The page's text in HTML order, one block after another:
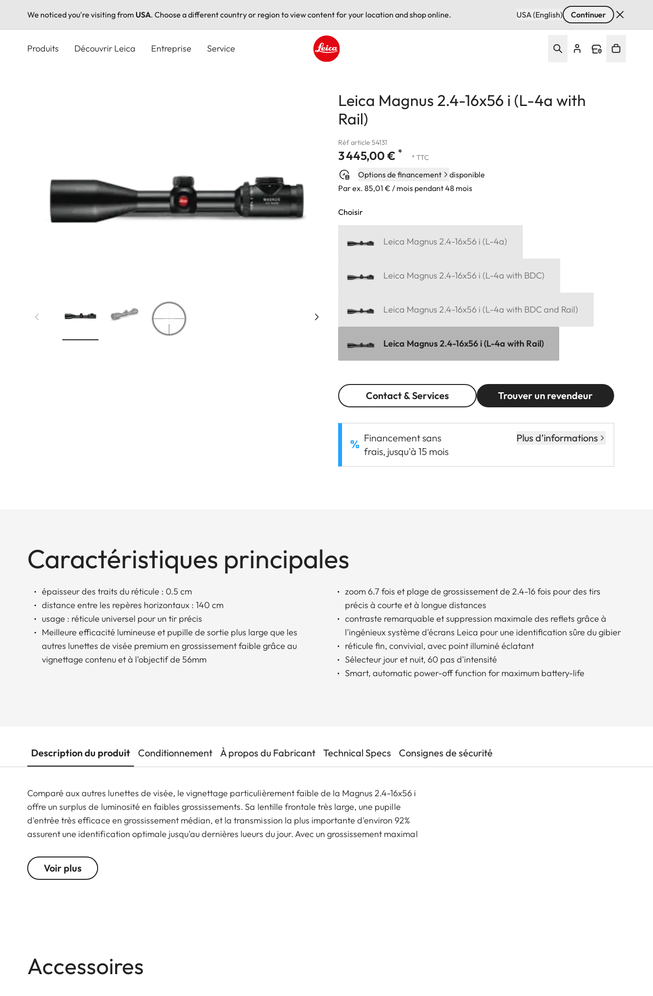
We noticed you're visiting from USA. Choose a different country or region to view content for your location and shop online. USA (English) Continuer
Produits Découvrir Leica Entreprise Service
Leica Magnus 2.4-16x56 i (L-4a with
Rail)
Réf article 54131
3 445,00 € * * TTC
Options de financement
disponible
Par ex. 85,01 € / mois pendant 48 mois
Choisir
Leica Magnus 2.4-16x56 i (L-4a)
Leica Magnus 2.4-16x56 i (L-4a with BDC)
Leica Magnus 2.4-16x56 i (L-4a with BDC and Rail)
Leica Magnus 2.4-16x56 i (L-4a with Rail)
Contact & Services Trouver un revendeur
Financement sans
frais, jusqu'à 15 mois
Plus d’informations
Caractéristiques principales
épaisseur des traits du réticule : 0.5 cm
distance entre les repères horizontaux : 140 cm
usage : réticule universel pour un tir précis
Meilleure efficacité lumineuse et pupille de sortie plus large que les
autres lunettes de visée premium en grossissement faible grâce au
vignettage contenu et à l'objectif de 56mm
zoom 6.7 fois et plage de grossissement de 2.4-16 fois pour des tirs
précis à courte et à longue distances
contraste remarquable et suppression maximale des reflets grâce à
l'ingénieux système d'écrans Leica pour une identification sûre du gibier
réticule fin, convivial, avec point illuminé éclatant
Sélecteur jour et nuit, 60 pas d'intensité
Smart, automatic power-off function for maximum battery-life
Description du produit Conditionnement À propos du Fabricant Technical Specs Consignes de sécurité
Comparé aux autres lunettes de visée, le vignettage particulièrement faible de la Magnus 2.4-16x56 i
offre un surplus de luminosité en faibles grossissements. Sa lentille frontale très large, une pupille
d'entrée très efficace en grossissement médian, et la transmission la plus importante d'environ 92%
assurent une identification optimale jusqu'au dernières lueurs du jour. Avec un grossissement maximal
remarquable système d'écrans Leica, ses excellentes propriétés de transmission garantissent plus de
luminosité en toutes conditions, particulièrement en faibles grossissements.
Voir plus
Accessoires